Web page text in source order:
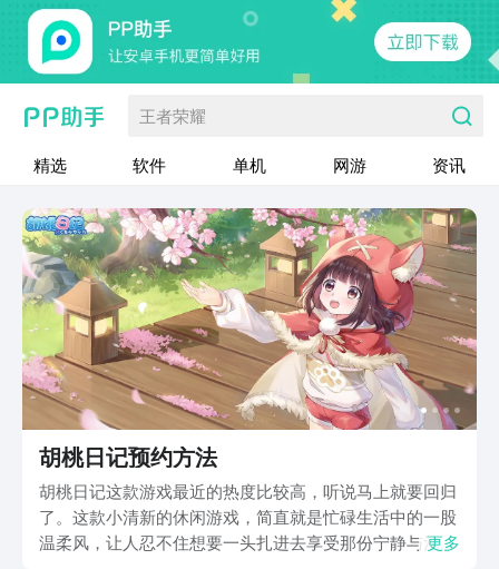
王者荣耀
精选 软件 单机 网游 资讯
胡桃日记预约方法
胡桃日记这款游戏最近的热度比较高，听说马上就要回归
了。这款小清新的休闲游戏，简直就是忙碌生活中的一股
温柔风，让人忍不住想要一头扎进去享受那份宁静与治更多